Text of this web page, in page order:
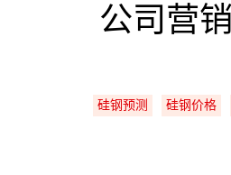
公司营
硅钢预测 硅钢价格